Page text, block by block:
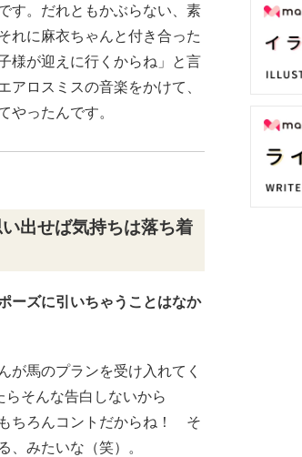
す。だれともかぶらない、素
れに麻衣ちゃんと付き合った
様が迎えに行くからね」と言
アロスミスの音楽をかけて、
やったんです。
出せば気持ちは落ち着
ズに引いちゃうことはなか
馬のプランを受け入れてく
そんな告白しないから
ちろんコントだからね！ そ
、みたいな（笑）。